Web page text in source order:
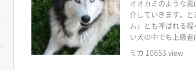
オオカミのような
介していきます。
ム」とも呼ばれる
い犬の中でも上級
く見てみましょう。
ミカ 10653 view